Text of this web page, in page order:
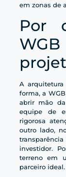
em zonas de
Por
A arquitetura
forma, a
abrir mão
equipe de
rigorosa
outro lado,
investidor.
terreno em
parceiro ideal.